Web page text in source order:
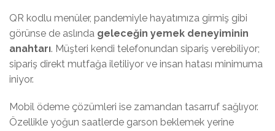
QR kodlu menüler, pandemiyle hayatımıza girmiş gibi
görünse de aslında geleceğin yemek deneyiminin
anahtarı. Müşteri kendi telefonundan sipariş verebiliyor;
sipariş direkt mutfağa iletiliyor ve insan hatası minimuma
iniyor.
Mobil ödeme çözümleri ise zamandan tasarruf sağlıyor.
Özellikle yoğun saatlerde garson beklemek yerine